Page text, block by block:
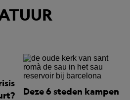
Deze 6 steden kampen